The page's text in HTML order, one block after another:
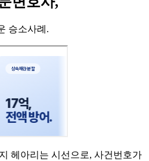
승소사례 .
헤아리는 시선으로, 사건번호가